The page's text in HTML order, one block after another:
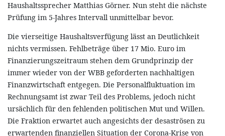
Haushaltssprecher Matthias Görner. Nun steht die nächste
Prüfung im 5-Jahres Intervall unmittelbar bevor.
Die vierseitige Haushaltsverfügung lässt an Deutlichkeit
nichts vermissen. Fehlbeträge über 17 Mio. Euro im
Finanzierungszeitraum stehen dem Grundprinzip der
immer wieder von der WBB geforderten nachhaltigen
Finanzwirtschaft entgegen. Die Personalfluktuation im
Rechnungsamt ist zwar Teil des Problems, jedoch nicht
ursächlich für den fehlenden politischen Mut und Willen.
Die Fraktion erwartet auch angesichts der desaströsen zu
erwartenden finanziellen Situation der Corona-Krise von